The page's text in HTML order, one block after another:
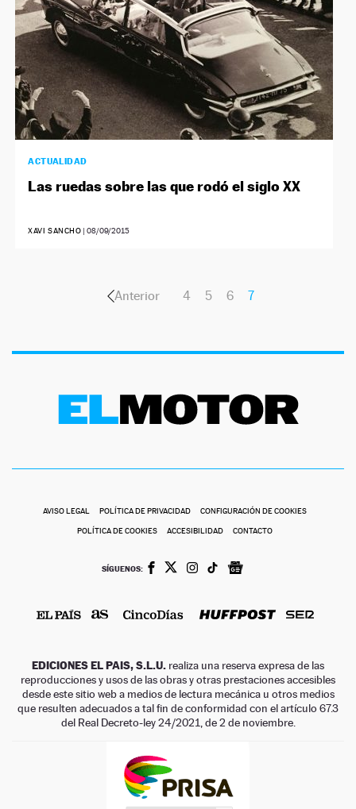
ACTUALIDAD
Las ruedas sobre las que rodó el siglo XX
XAVI SANCHO |08/09/2015
Anterior 4 5 6 7
AVISO LEGAL POLÍTICA DE PRIVACIDAD CONFIGURACIÓN DE COOKIES
POLÍTICA DE COOKIES ACCESIBILIDAD CONTACTO
SÍGUENOS:
EDICIONES EL PAIS, S.L.U. realiza una reserva expresa de las
reproducciones y usos de las obras y otras prestaciones accesibles
desde este sitio web a medios de lectura mecánica u otros medios
que resulten adecuados a tal fin de conformidad con el artículo 67.3
del Real Decreto-ley 24/2021, de 2 de noviembre.